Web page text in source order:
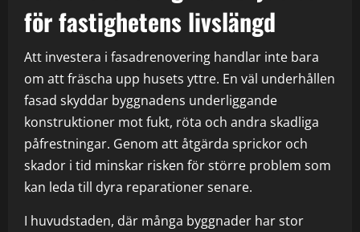
för fastighetens livslängd
Att investera i fasadrenovering handlar inte bara
om att fräscha upp husets yttre. En väl underhållen
fasad skyddar byggnadens underliggande
konstruktioner mot fukt, röta och andra skadliga
påfrestningar. Genom att åtgärda sprickor och
skador i tid minskar risken för större problem som
kan leda till dyra reparationer senare.
I huvudstaden, där många byggnader har stor